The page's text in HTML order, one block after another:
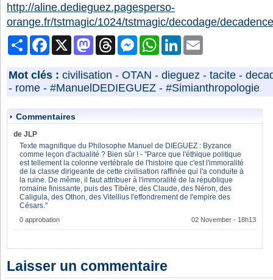
http://aline.dedieguez.pagesperso-
orange.fr/tstmagic/1024/tstmagic/decodage/
PartagerFacebook MastodonThreads MessengerWhatsAppLinkedIn
Mot clés : civilisation - OTAN - dieguez - tacite -
- rome - #ManuelDEDIEGUEZ - #Simianthropologie
Commentaires
de JLP
Texte magnifique du Philosophe Manuel de DIEGUEZ : Byzance
comme leçon d'actualité ? Bien sûr ! - "Parce que l'éthique politique
est tellement la colonne vertébrale de l'histoire que c'est l'immoralité
de la classe dirigeante de cette civilisation raffinée qui l'a conduite à
la ruine. De même, il faut attribuer à l'immoralité de la république
romaine finissante, puis des Tibère, des Claude, des Néron, des
Caligula, des Othon, des Vitellius l'effondrement de l'empire des
Césars."
0 approbation 02 November - 18h13
Laisser un commentaire